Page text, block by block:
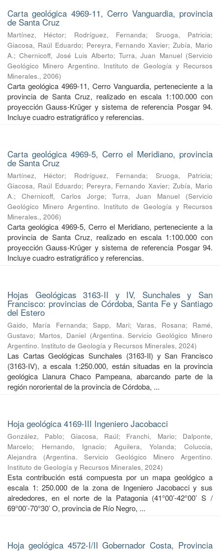
Carta geológica 4969-11, Cerro Vanguardia, provincia
de Santa Cruz
Martínez, Héctor; Rodríguez, Fernanda; Sruoga, Patricia;
Giacosa, Raúl Eduardo; Pereyra, Fernando Xavier;Zubía, Mario
A.;Chernicoff, José Luis Alberto; Turra, Juan Manuel (Servicio
Geológico Minero Argentino. Instituto de Geología y Recursos
Minerales., 2006)
Carta geológica 4969-11, Cerro Vanguardia, perteneciente a la
provincia de Santa Cruz, realizado en escala 1:100.000 con
proyección Gauss-Krüger y sistema de referencia Posgar 94.
Incluye cuadro estratigráfico y referencias.
Carta geológica 4969-5, Cerro el Meridiano, provincia
de Santa Cruz
Martínez, Héctor; Rodríguez, Fernanda; Sruoga, Patricia;
Giacosa, Raúl Eduardo; Pereyra, Fernando Xavier;Zubía, Mario
A.; Chernicoff, Carlos Jorge;Turra, Juan Manuel (Servicio
Geológico Minero Argentino. Instituto de Geología y Recursos
Minerales., 2006)
Carta geológica 4969-5, Cerro el Meridiano, perteneciente a la
provincia de Santa Cruz, realizado en escala 1:100.000 con
proyección Gauss-Krüger y sistema de referencia Posgar 94.
Incluye cuadro estratigráfico y referencias.
Hojas Geológicas 3163-II y IV, Sunchales y San
Francisco: provincias de Córdoba, Santa Fe y Santiago
del Estero
Gaido, María Fernanda;Sapp, Mari;Varas, Rosana; Ramé,
Gustavo; Martos, Daniel (Argentina. Servicio Geológico Minero
Argentino. Instituto de Geología y Recursos Minerales, 2024)
Las Cartas Geológicas Sunchales (3163-II) y San Francisco
(3163-IV), a escala 1:250.000, están situadas en la provincia
geológica Llanura Chaco Pampeana, abarcando parte de la
región nororiental de la provincia de Córdoba, ...
Hoja geológica 4169-III Ingeniero Jacobacci
González, Pablo; Giacosa, Raúl; Franchi, Mario; Dalponte,
Marcelo; Hernando, Ignacio; Aguilera, Yolanda;Coluccia,
Alejandra
(Argentina. Servicio Geológico Minero Argentino.
Instituto de Geología y Recursos Minerales, 2024)
Esta contribución está compuesta por un mapa geológico a
escala 1: 250.000 de la zona de Ingeniero Jacobacci y sus
alrededores, en el norte de la Patagonia (41°00’-42°00’ S /
69°00’-70°30’ O, provincia de Río Negro, ...
Hoja geológica 4572-I/II Gobernador Costa, Provincia